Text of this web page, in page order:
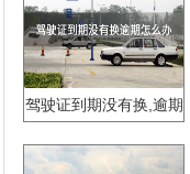
驾驶证到期没有换,逾期